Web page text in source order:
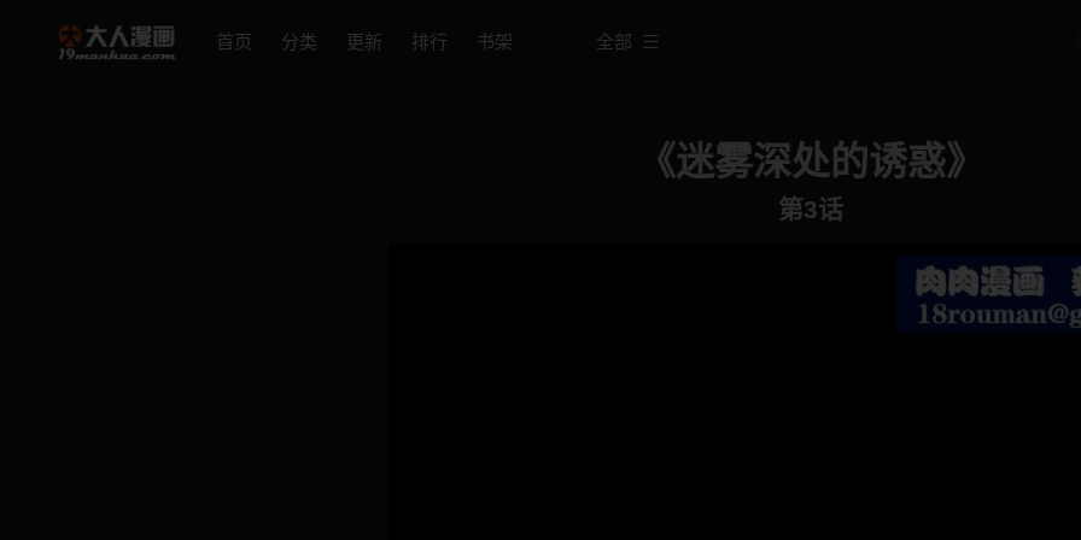
首页 分类 更新 排行 书架 全部
《迷雾深处的诱惑》
第3话